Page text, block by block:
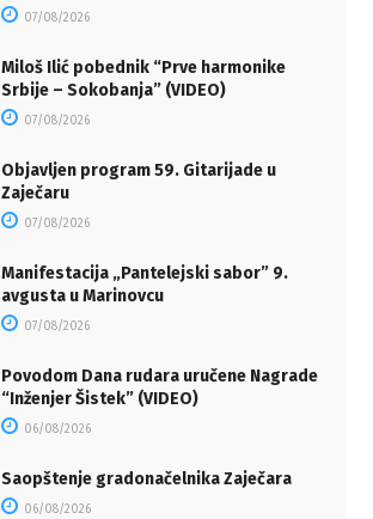
07/08/2026
Miloš Ilić pobednik “Prve harmonike
Srbije – Sokobanja” (VIDEO)
07/08/2026
Objavljen program 59. Gitarijade u
Zaječaru
07/08/2026
Manifestacija „Pantelejski sabor” 9.
avgusta u Marinovcu
07/08/2026
Povodom Dana rudara uručene Nagrade
“Inženjer Šistek” (VIDEO)
06/08/2026
Saopštenje gradonačelnika Zaječara
06/08/2026